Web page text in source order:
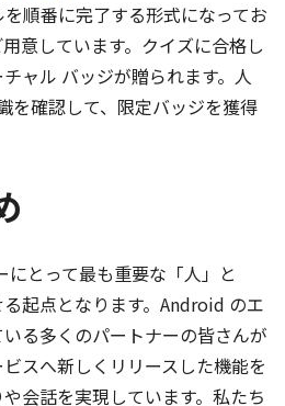
順番に完了する形式になってお
意しています。クイズに合格し
ャル バッジが贈られます。人
を確認して、限定バッジを獲得
とって最も重要な「人」と
る起点となります。Android のエ
る多くのパートナーの皆さんが
スへ新しくリリースした機能を
会話を実現しています。私たち